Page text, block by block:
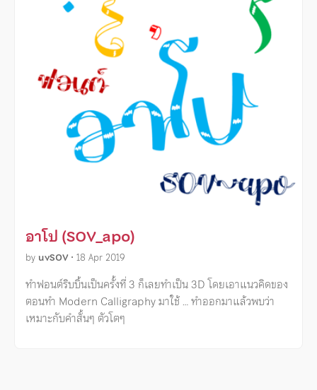
อาโป (SOV_apo)
by uvSOV • 18 Apr 2019
ทำฟอนต์ริบบิ้นเป็นครั้งที่ 3 ก็เลยทำเป็น 3D โดยเอาแนวคิดของ
ตอนทำ Modern Calligraphy มาใช้ … ทำออกมาแล้วพบว่า
เหมาะกับคำสั้นๆ ตัวโตๆ